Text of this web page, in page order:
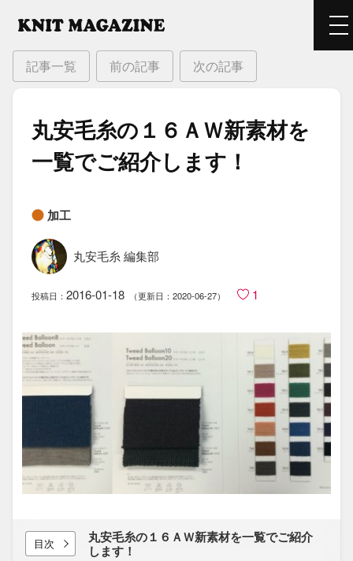
記事一覧 前の記事 次の記事
丸安毛糸の​１６ＡＷ新素材を​
一覧で​ご紹介します！
加工
丸安毛糸 編集部
投稿日： 2016-01-18 （更新日：2020-06-27） 1
目次
丸安毛糸の​１６ＡＷ新素材を​一覧で​ご紹介
します！